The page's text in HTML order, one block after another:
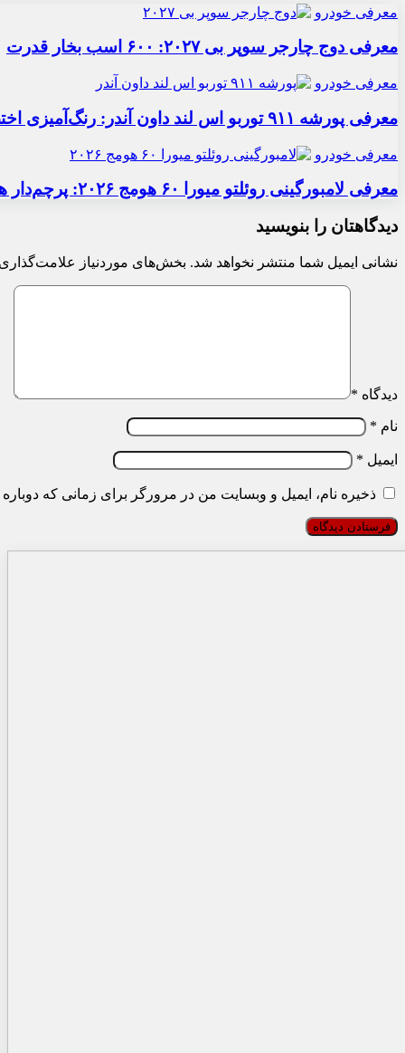
معرفی خودرو
معرفی دوج چارجر سوپر بی ۲۰۲۷: ۶۰۰ اسب بخار قدرت
معرفی خودرو
معرفی پورشه ۹۱۱ توربو اس لند داون آندر: رنگ‌آمیزی اختصاصی
معرفی خودرو
معرفی لامبورگینی روئلتو میورا ۶۰ هومج ۲۰۲۶: پرچم‌دار هیبریدی
دیدگاهتان را بنویسید
نشانی ایمیل شما منتشر نخواهد شد. بخش‌های موردنیاز
دیدگاه *
نام *
ایمیل *
ذخیره نام، ایمیل و وبسایت من در مرورگر برای زمانی که